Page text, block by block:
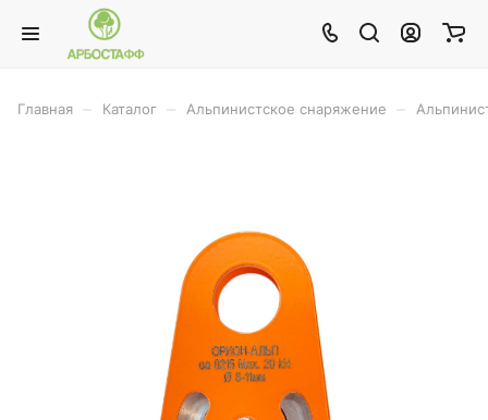
Главная Каталог Альпинистское снаряжение